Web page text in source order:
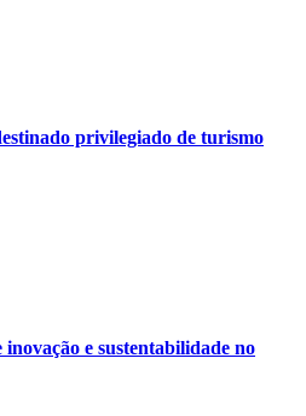
privilegiado de turismo
e sustentabilidade no